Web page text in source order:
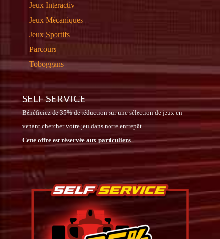
Jeux Interactiv
Jeux Mécaniques
Jeux Sportifs
Parcours
Toboggans
SELF SERVICE
Bénéficiez de 35% de réduction sur une sélection de jeux en
venant chercher votre jeu dans notre entrepôt.
Cette offre est réservée aux particuliers